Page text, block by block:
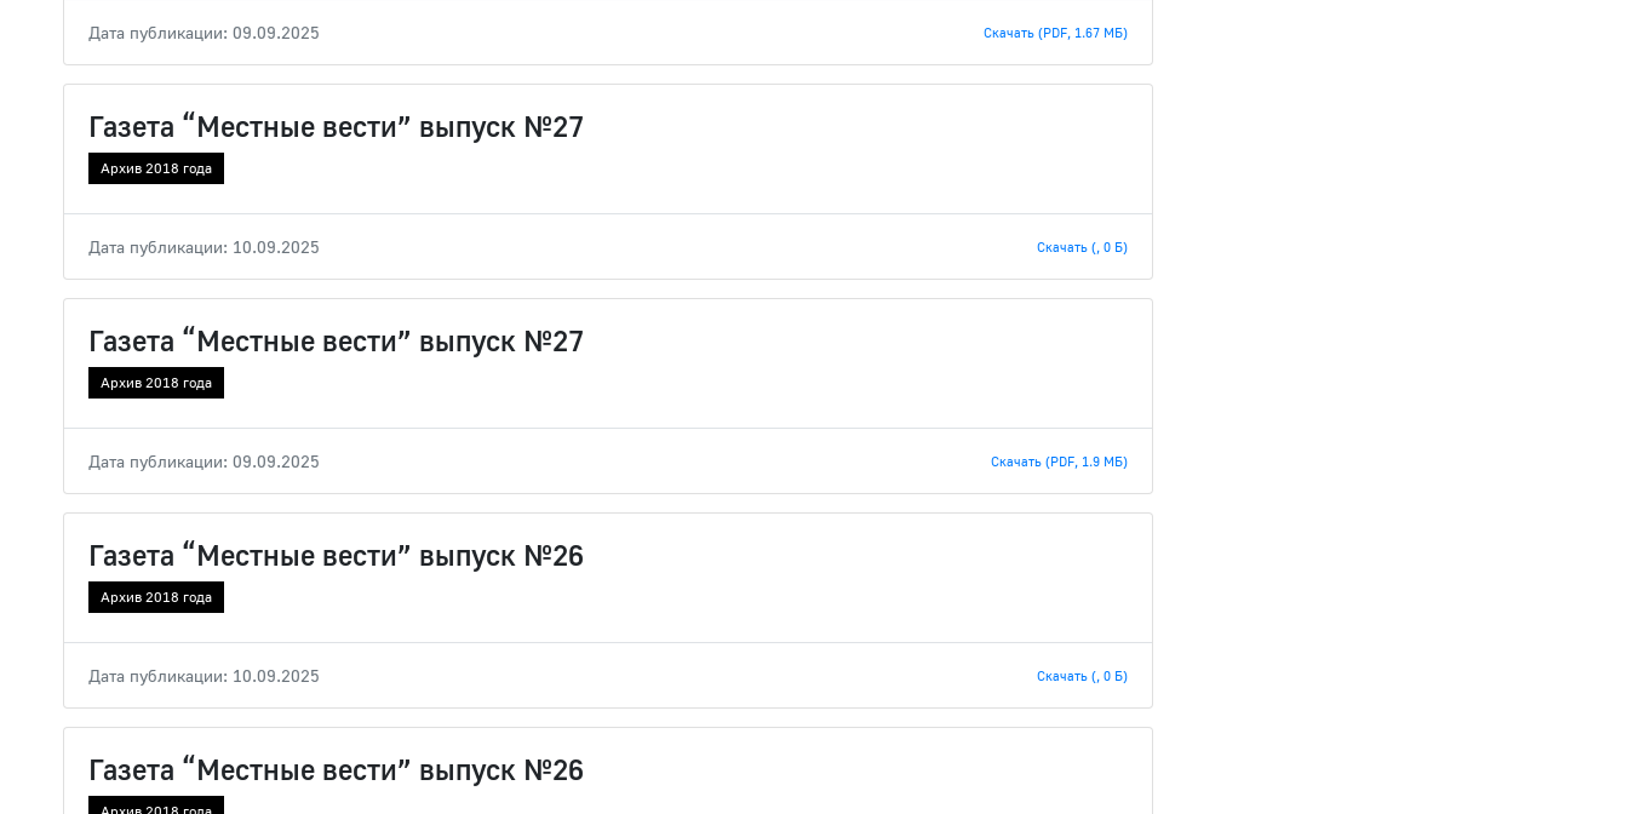
Дата публикации: 09.09.2025 Скачать (PDF, 1.67 МБ)
Газета “Местные вести” выпуск №27
Архив 2018 года
Дата публикации: 10.09.2025 Скачать (, 0 Б)
Газета “Местные вести” выпуск №27
Архив 2018 года
Дата публикации: 09.09.2025 Скачать (PDF, 1.9 МБ)
Газета “Местные вести” выпуск №26
Архив 2018 года
Дата публикации: 10.09.2025 Скачать (, 0 Б)
Газета “Местные вести” выпуск №26